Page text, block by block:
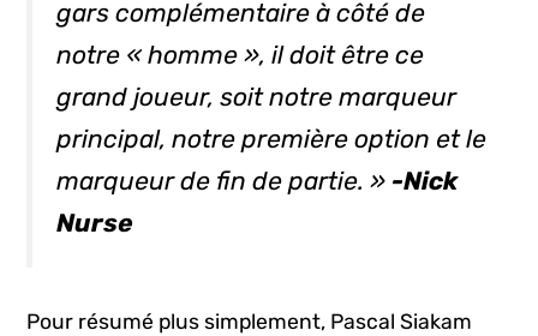
gars complémentaire à côté de
notre « homme », il doit être ce
grand joueur, soit notre marqueur
principal, notre première option et le
marqueur de fin de partie. » -Nick
Nurse
Pour résumé plus simplement, Pascal Siakam